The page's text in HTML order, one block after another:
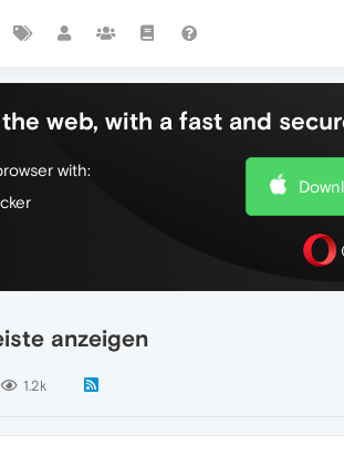
web, with a fast and
with:
anzeigen
1.2k